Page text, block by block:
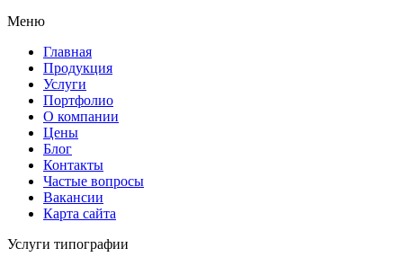
Меню
Главная
Продукция
Услуги
Портфолио
О компании
Цены
Блог
Контакты
Частые вопросы
Вакансии
Карта сайта
Услуги типографии